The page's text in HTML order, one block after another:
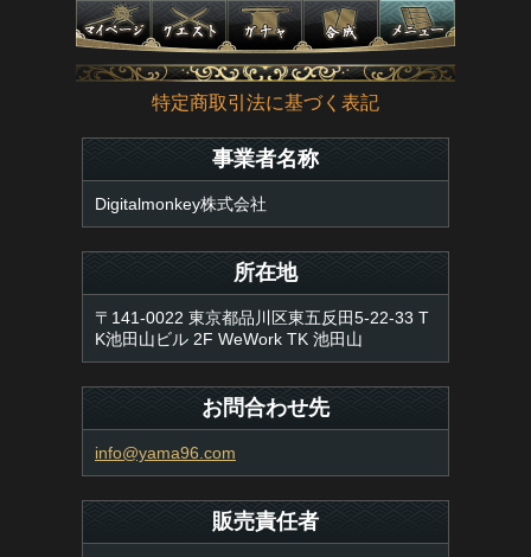
特定商取引法に基づく表記
事業者名称
Digitalmonkey株式会社
所在地
〒141-0022 東京都品川区東五反田5-22-33 T
K池田山ビル 2F WeWork TK 池田山
お問合わせ先
info@yama96.com
販売責任者